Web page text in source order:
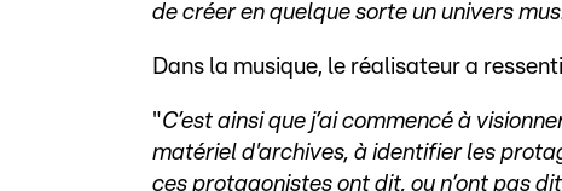
de créer en quelque sorte un univers
Dans la musique, le réalisateur a
"C’est ainsi que j’ai commencé à
matériel d'archives, à identifier les
ces protagonistes ont dit, ou n’ont pas